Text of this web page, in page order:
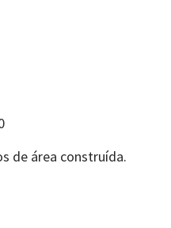
de área construída.